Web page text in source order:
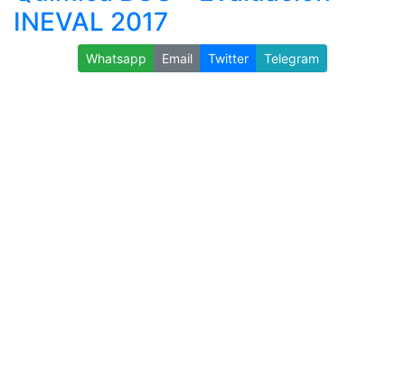
INEVAL 2017
Whatsapp Email Twitter Telegram